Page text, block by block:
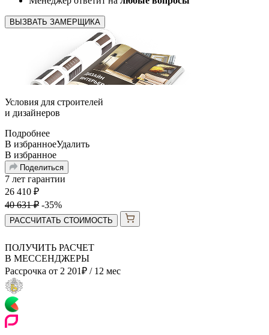
ВЫЗВАТЬ ЗАМЕРЩИКА
Условия для строителей
и дизайнеров
Подробнее
В избранноеУдалить
В избранное
Поделиться
7 лет гарантии
26 410 ₽
40 631₽ -35%
РАССЧИТАТЬ СТОИМОСТЬ
ПОЛУЧИТЬ РАСЧЕТ
В МЕССЕНДЖЕРЫ
Рассрочка от 2 201₽ / 12 мес